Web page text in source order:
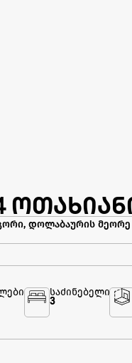
დოლაბაურის მეორე
საძინებელი
3